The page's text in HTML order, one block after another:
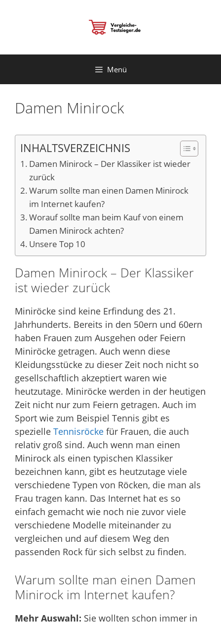
Menü
Damen Minirock
INHALTSVERZEICHNIS
Damen Minirock – Der Klassiker ist wieder
zurück
Warum sollte man einen Damen Minirock
im Internet kaufen?
Worauf sollte man beim Kauf von einem
Damen Minirock achten?
Unsere Top 10
Damen Minirock – Der Klassiker
ist wieder zurück
Miniröcke sind keine Erfindung des 21.
Jahrhunderts. Bereits in den 50ern und 60ern
haben Frauen zum Ausgehen oder Feiern
Miniröcke getragen. Auch wenn diese
Kleidungsstücke zu dieser Zeit noch nicht so
gesellschaftlich akzeptiert waren wie
heutzutage. Miniröcke werden in der heutigen
Zeit nicht nur zum Feiern getragen. Auch im
Sport wie zum Beispiel Tennis gibt es
spezielle Tennisröcke für Frauen, die auch
relativ groß sind. Auch wenn man einen
Minirock als einen typischen Klassiker
bezeichnen kann, gibt es heutzutage viele
verschiedene Typen von Röcken, die man als
Frau tragen kann. Das Internet hat es so
einfach gemacht wie noch nie zuvor viele
verschiedene Modelle miteinander zu
vergleichen und auf diesem Weg den
passenden Rock für sich selbst zu finden.
Warum sollte man einen Damen
Minirock im Internet kaufen?
Mehr Auswahl: Sie wollten schon immer in